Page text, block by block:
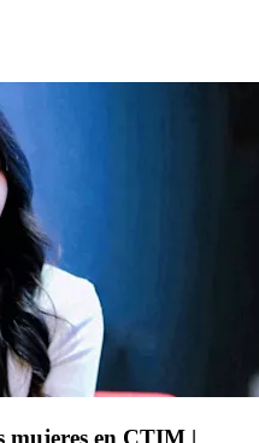
en CTIM |